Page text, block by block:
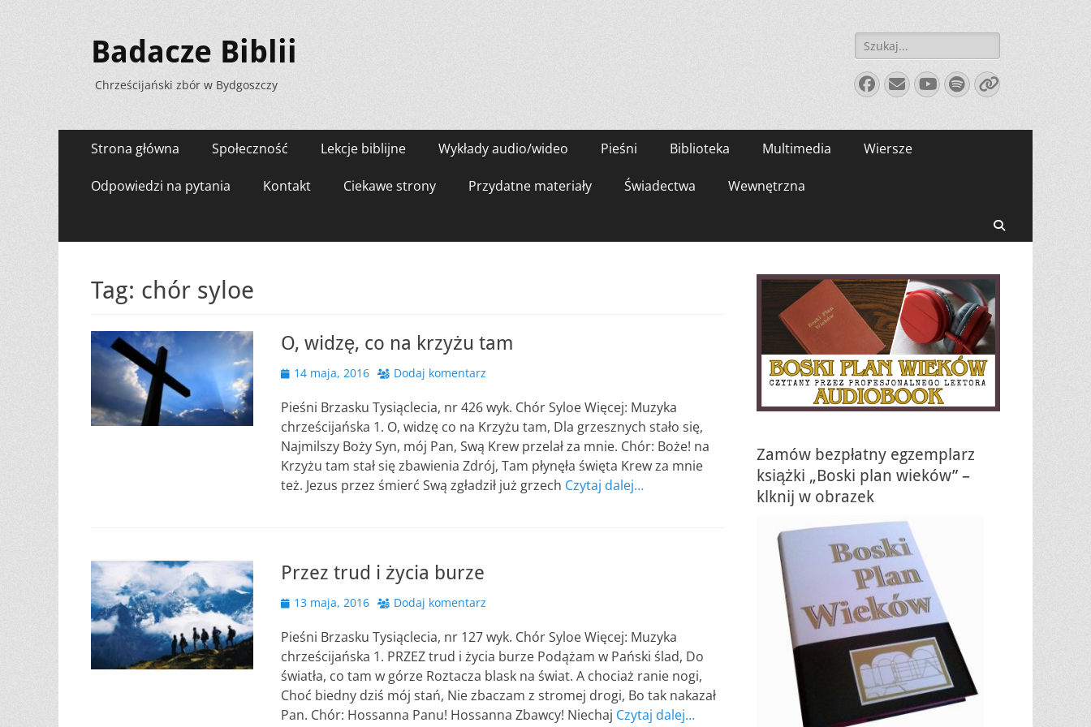
Badacze Biblii
Chrześcijański zbór w Bydgoszczy
Szukaj:
Facebook
E-
mail
YouTube
Spotify
Link
Menu
zawartości
Strona główna Społeczność Lekcje biblijne Wykłady audio/wideo Pieśni Biblioteka Multimedia Wiersze
Odpowiedzi na pytania Kontakt Ciekawe strony Przydatne materiały Świadectwa Wewnętrzna
Tag: chór syloe
O, widzę, co na krzyżu tam
Opublikowano
14 maja, 2016 Dodaj komentarz
Pieśni Brzasku Tysiąclecia, nr 426 wyk. Chór Syloe Więcej: Muzyka
chrześcijańska 1. O, widzę co na Krzyżu tam, Dla grzesznych stało się,
Najmilszy Boży Syn, mój Pan, Swą Krew przelał za mnie. Chór: Boże! na
Krzyżu tam stał się zbawienia Zdrój, Tam płynęła święta Krew za mnie
też. Jezus przez śmierć Swą zgładził już grzech Czytaj dalej…
Przez trud i życia burze
Opublikowano
13 maja, 2016 Dodaj komentarz
Pieśni Brzasku Tysiąclecia, nr 127 wyk. Chór Syloe Więcej: Muzyka
chrześcijańska 1. PRZEZ trud i życia burze Podążam w Pański ślad, Do
światła, co tam w górze Roztacza blask na świat. A chociaż ranie nogi,
Choć biedny dziś mój stań, Nie zbaczam z stromej drogi, Bo tak nakazał
Pan. Chór: Hossanna Panu! Hossanna Zbawcy! Niechaj Czytaj dalej…
Zamów bezpłatny egzemplarz
książki „Boski plan wieków” –
klknij w obrazek